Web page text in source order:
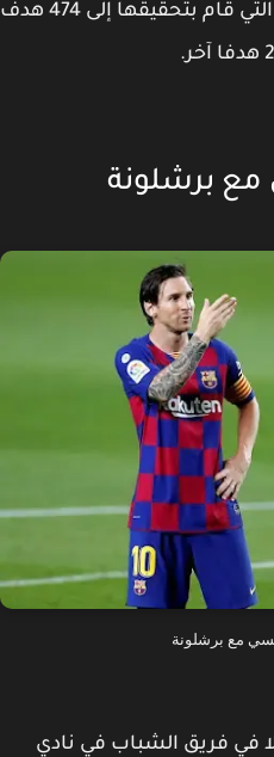
بمفرده ليصل إجمالي الأهداف التي قام بتحقيقها إلى 474 هدف
برشلونة
مع برشلونة
فريق الشباب في نادي